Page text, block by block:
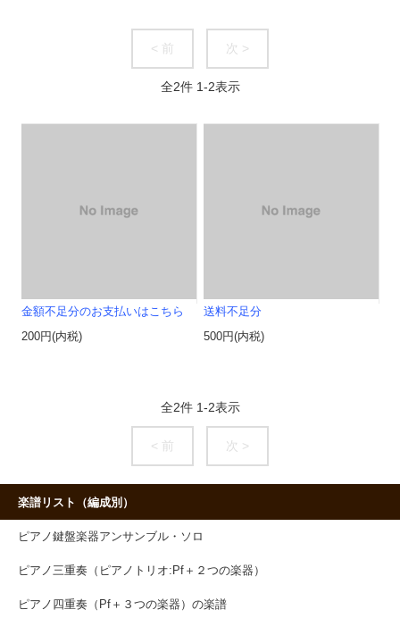
< 前 次 >
全2件 1-2表示
金額不足分のお支払いはこちら
200円(内税)
送料不足分
500円(内税)
全2件 1-2表示
< 前 次 >
楽譜リスト（編成別）
ピアノ鍵盤楽器アンサンブル・ソロ
ピアノ三重奏（ピアノトリオ:Pf＋２つの楽器）
ピアノ四重奏（Pf＋３つの楽器）の楽譜